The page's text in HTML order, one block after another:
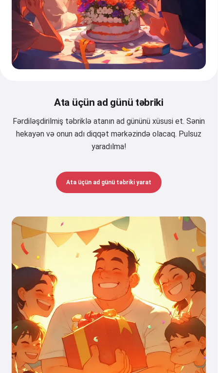
Ata üçün ad günü təbriki
Fərdiləşdirilmiş təbriklə atanın ad gününü xüsusi et. Sənin
hekayən və onun adı diqqət mərkəzində olacaq. Pulsuz
yaradılma!
Ata üçün ad günü təbriki yarat